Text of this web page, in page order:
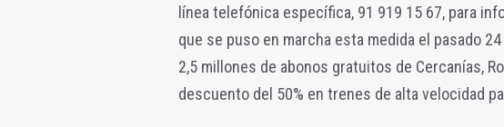
línea telefónica específica, 91 919 15 67, para
que se puso en marcha esta medida el pasado
2,5 millones de abonos gratuitos de Cercanías,
descuento del 50% en trenes de alta velocidad